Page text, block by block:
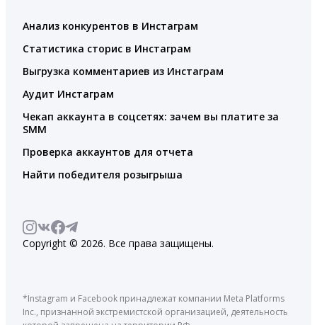
Анализ конкурентов в Инстаграм
Статистика сторис в Инстаграм
Выгрузка комментариев из Инстаграм
Аудит Инстаграм
Чекап аккаунта в соцсетях: зачем вы платите за
SMM
Проверка аккаунтов для отчета
Найти победителя розыгрыша
Copyright © 2026. Все права защищены.
*Instagram и Facebook принадлежат компании Meta Platforms
Inc., признанной экстремистской организацией, деятельность